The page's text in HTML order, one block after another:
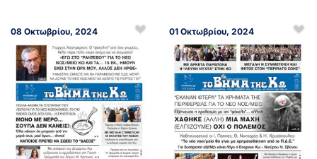
08 Οκτωβρίου, 2024 01 Οκτωβρίου, 2024